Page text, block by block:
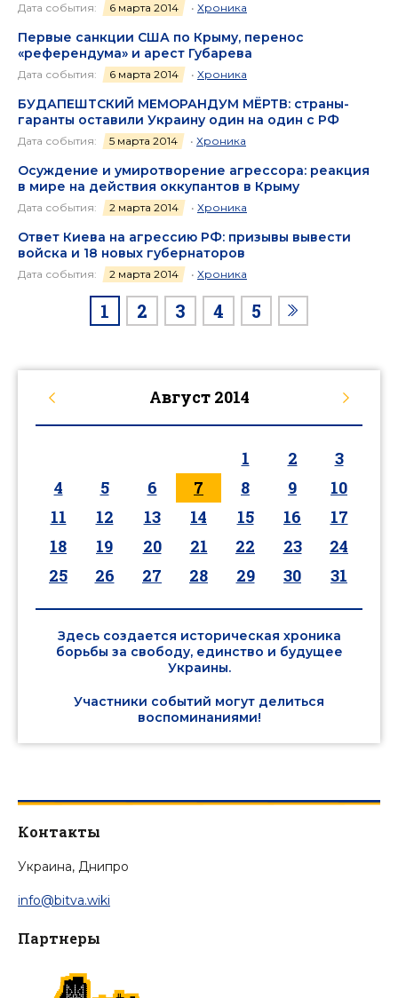
Дата события: 6 марта 2014 • Хроника
Первые санкции США по Крыму, перенос
«референдума» и арест Губарева
Дата события: 6 марта 2014 • Хроника
БУДАПЕШТСКИЙ МЕМОРАНДУМ МЁРТВ: страны-
гаранты оставили Украину один на один с РФ
Дата события: 5 марта 2014 • Хроника
Осуждение и умиротворение агрессора: реакция
в мире на действия оккупантов в Крыму
Дата события: 2 марта 2014 • Хроника
Ответ Киева на агрессию РФ: призывы вывести
войска и 18 новых губернаторов
Дата события: 2 марта 2014 • Хроника
1 2 3 4 5
Август 2014
1 2
3
4
5 6 7 8 9
10
11
12 13 14 15 16
17
18
19 20 21 22 23
24
25
26 27 28 29 30 31
Здесь создается историческая хроника
борьбы за свободу, единство и будущее
Украины.
Участники событий могут делиться
воспоминаниями!
Контакты
Украина, Днипро
info@bitva.wiki
Партнеры